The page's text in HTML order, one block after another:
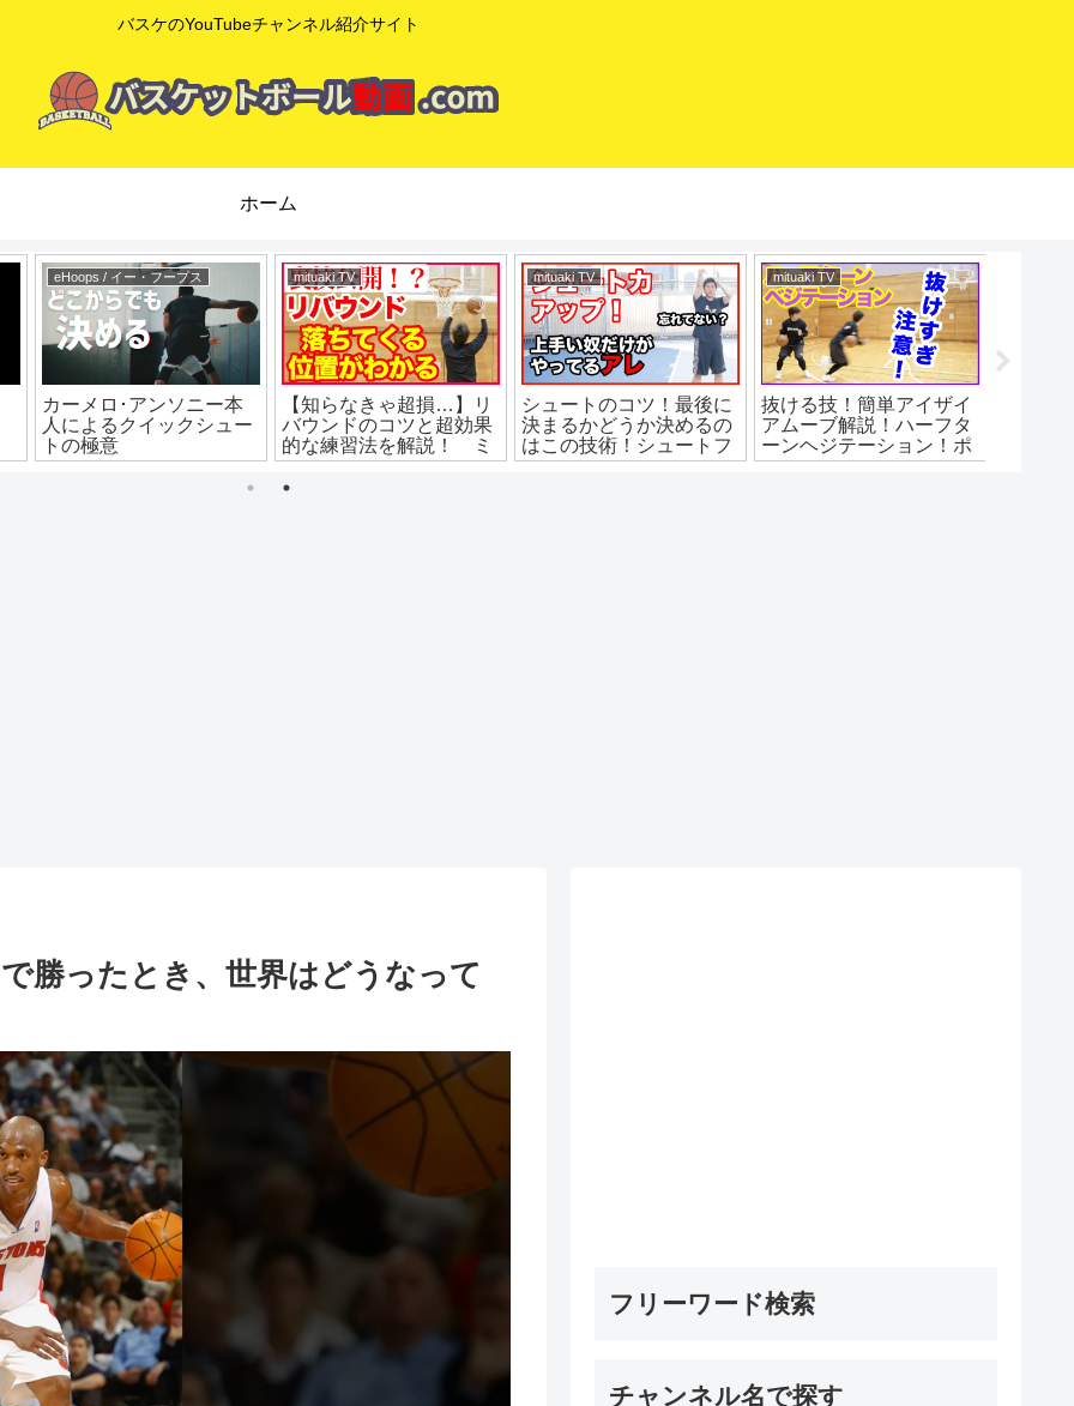
バスケのYouTubeチャンネル紹介サイト
ホーム
eHoops / イー・フープス
カーメロ･アンソニー本
人によるクイックシュー
トの極意
mituaki TV
【知らなきゃ超損…】リ
バウンドのコツと超効果
的な練習法を解説！ ミ
ニバス練習 ミニバス上
達 バスケ練習方法
mituaki TV
シュートのコツ！最後に
決まるかどうか決めるの
はこの技術！シュートフ
ォロースルーの基本！バ
mituaki TV
抜ける技！簡単アイザイ
アムーブ解説！ハーフタ
ーンヘジテーション！ポ
イントと練習法！バスケ
勝ったとき、世界はどうなって
フリーワード検索
チャンネル名で探す